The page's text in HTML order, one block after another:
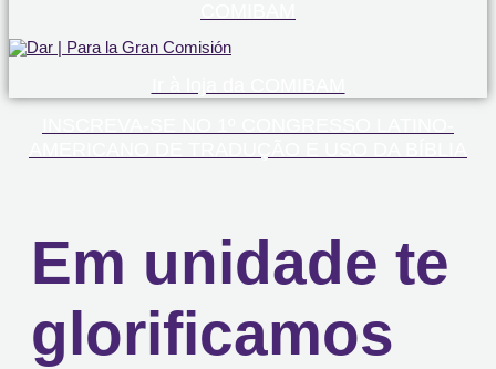
Em unidade te
glorificamos